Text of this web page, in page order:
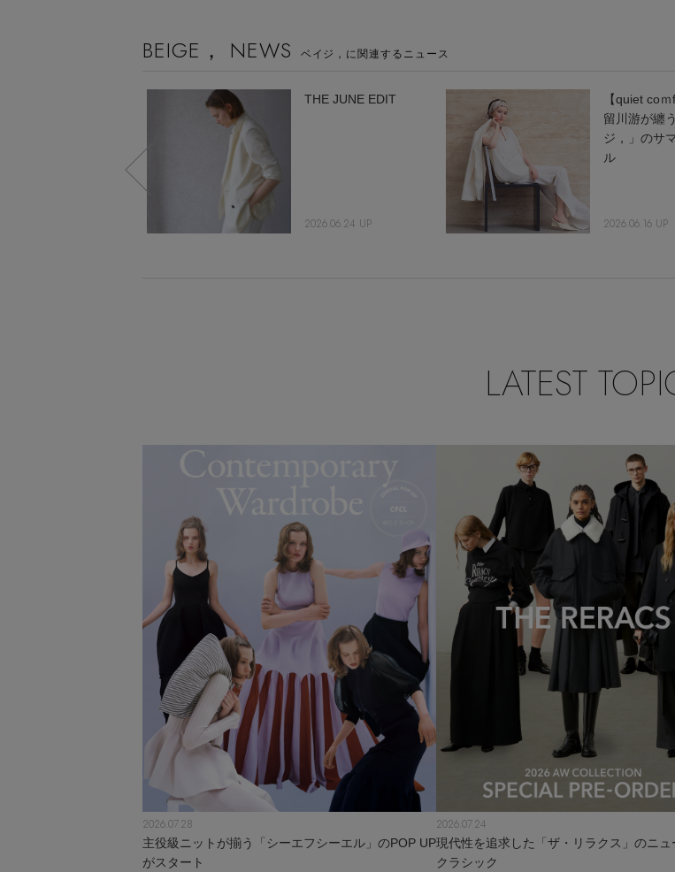
BEIGE， NEWS ベイジ，に関連するニュース
THE JUNE EDIT
2026.06.24 UP
【quiet co
留川游が纏
ジ，」のサ
ル
2026.06.16 UP
LATEST
2026.07.28
主役級ニットが揃う「シーエフシーエル」のPOP UP
がスタート
2026.07.24
現代性を追求した「ザ・リラクス」のニュ
クラシック